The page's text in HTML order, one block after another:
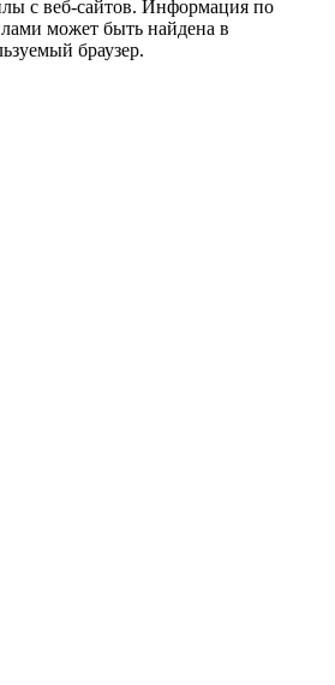
c веб-сайтов. Информация по
может быть найдена в
браузер.